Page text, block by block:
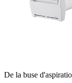
De la buse